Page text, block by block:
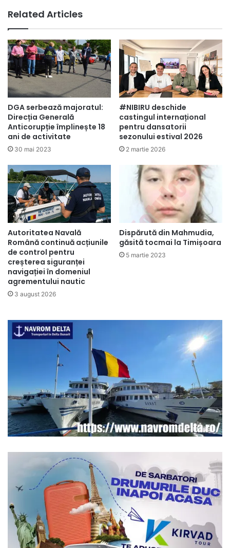
Related Articles
DGA serbează majoratul:
Direcția Generală
Anticorupție împlinește 18
ani de activitate
30 mai 2023
#NIBIRU deschide
castingul internațional
pentru dansatorii
sezonului estival 2026
2 martie 2026
Autoritatea Navală
Română continuă acțiunile
de control pentru
creșterea siguranței
navigației în domeniul
agrementului nautic
3 august 2026
Dispărută din Mahmudia,
găsită tocmai la Timișoara
5 martie 2023